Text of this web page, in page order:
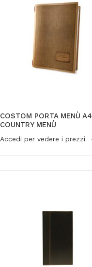
COSTOM PORTA MENÙ A4
COUNTRY MENÙ
Accedi per vedere i prezzi